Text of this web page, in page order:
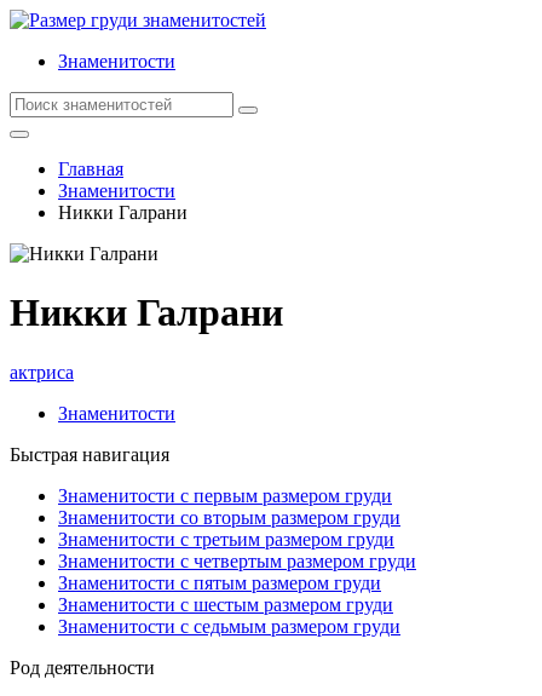
Знаменитости
Главная
Знаменитости
Никки Галрани
Никки Галрани
актриса
Знаменитости
Быстрая навигация
Знаменитости с первым размером груди
Знаменитости со вторым размером груди
Знаменитости с третьим размером груди
Знаменитости с четвертым размером груди
Знаменитости с пятым размером груди
Знаменитости с шестым размером груди
Знаменитости с седьмым размером груди
Род деятельности